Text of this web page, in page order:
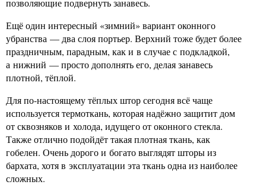
позволяющие подвернуть занавесь.
Ещё один интересный «зимний» вариант оконного
убранства — два слоя портьер. Верхний тоже будет более
праздничным, парадным, как и в случае с подкладкой,
а нижний — просто дополнять его, делая занавесь
плотной, тёплой.
Для по-настоящему тёплых штор сегодня всё чаще
используется термоткань, которая надёжно защитит дом
от сквозняков и холода, идущего от оконного стекла.
Также отлично подойдёт такая плотная ткань, как
гобелен. Очень дорого и богато выглядят шторы из
бархата, хотя в эксплуатации эта ткань одна из наиболее
сложных.